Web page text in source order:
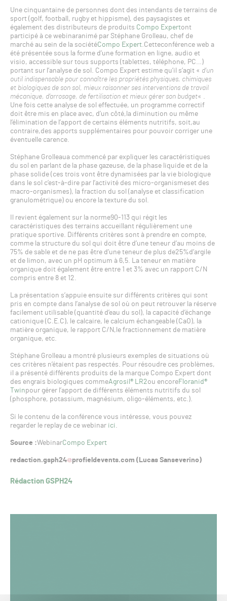
Une cinquantaine de personnes dont des intendants de terrains de
sport (golf, football, rugby et hippisme), des paysagistes et
également des distributeurs de produits Compo Expertont
participé à ce webinaranimé par Stéphane Grolleau, chef de
marché au sein de la sociétéCompo Expert.Cetteconférence web a
été présentée sous la forme d’une formation en ligne, audio et
visio, accessible sur tous supports (tablettes, téléphone, PC…)
portant sur l’analyse de sol. Compo Expert estime qu’il s’agit « d’un
outil indispensable pour connaître les propriétés physiques, chimiques
et biologiques de son sol, mieux raisonner ses interventions de travail
mécanique, d’arrosage, de fertilisation et mieux gérer son budget« .
Une fois cette analyse de sol effectuée, un programme correctif
doit être mis en place avec, d’un côté,la diminution ou même
l’élimination de l’apport de certains éléments nutritifs, soit,au
contraire,des apports supplémentaires pour pouvoir corriger une
éventuelle carence.
Stéphane Grolleaua commencé par expliquer les caractéristiques
du sol en parlant de la phase gazeuse, de la phase liquide et de la
phase solide (ces trois vont être dynamisées par la vie biologique
dans le sol c’est-à-dire par l’activité des micro-organismeset des
macro-organismes), la fraction du sol (analyse et classification
granulométrique) ou encore la texture du sol.
Il revient également sur la norme90-113 qui régit les
caractéristiques des terrains accueillant régulièrement une
pratique sportive. Différents critères sont à prendre en compte,
comme la structure du sol qui doit être d’une teneur d’au moins de
75% de sable et de ne pas être d’une teneur de plus de25%d’argile
et de limon, avec un pH optimum à 6,5. La teneur en matière
organique doit également être entre 1 et 3% avec un rapport C/N
compris entre 8 et 12.
La présentation s’appuie ensuite sur différents critères qui sont
pris en compte dans l’analyse de sol où on peut retrouver la réserve
facilement utilisable (quantité d’eau du sol), la capacité d’échange
cationique (C.E.C), le calcaire, le calcium échangeable (CaO), la
matière organique, le rapport C/N,le fractionnement de matière
organique, etc.
Stéphane Grolleau a montré plusieurs exemples de situations où
ces critères n’étaient pas respectés. Pour résoudre ces problèmes,
il a présenté différents produits de la marque Compo Expert dont
des engrais biologiques commeAgrosil® LR2ou encoreFloranid®
Twinpour gérer l’apport de différents éléments nutritifs du sol
(phosphore, potassium, magnésium, oligo-éléments, etc.).
Si le contenu de la conférence vous intéresse, vous pouvez
regarder le replay de ce webinar ici
Source :WebinarCompo Expert
redaction.gsph24 profieldevents.com (Lucas Sanseverino)
Rédaction GSPH24